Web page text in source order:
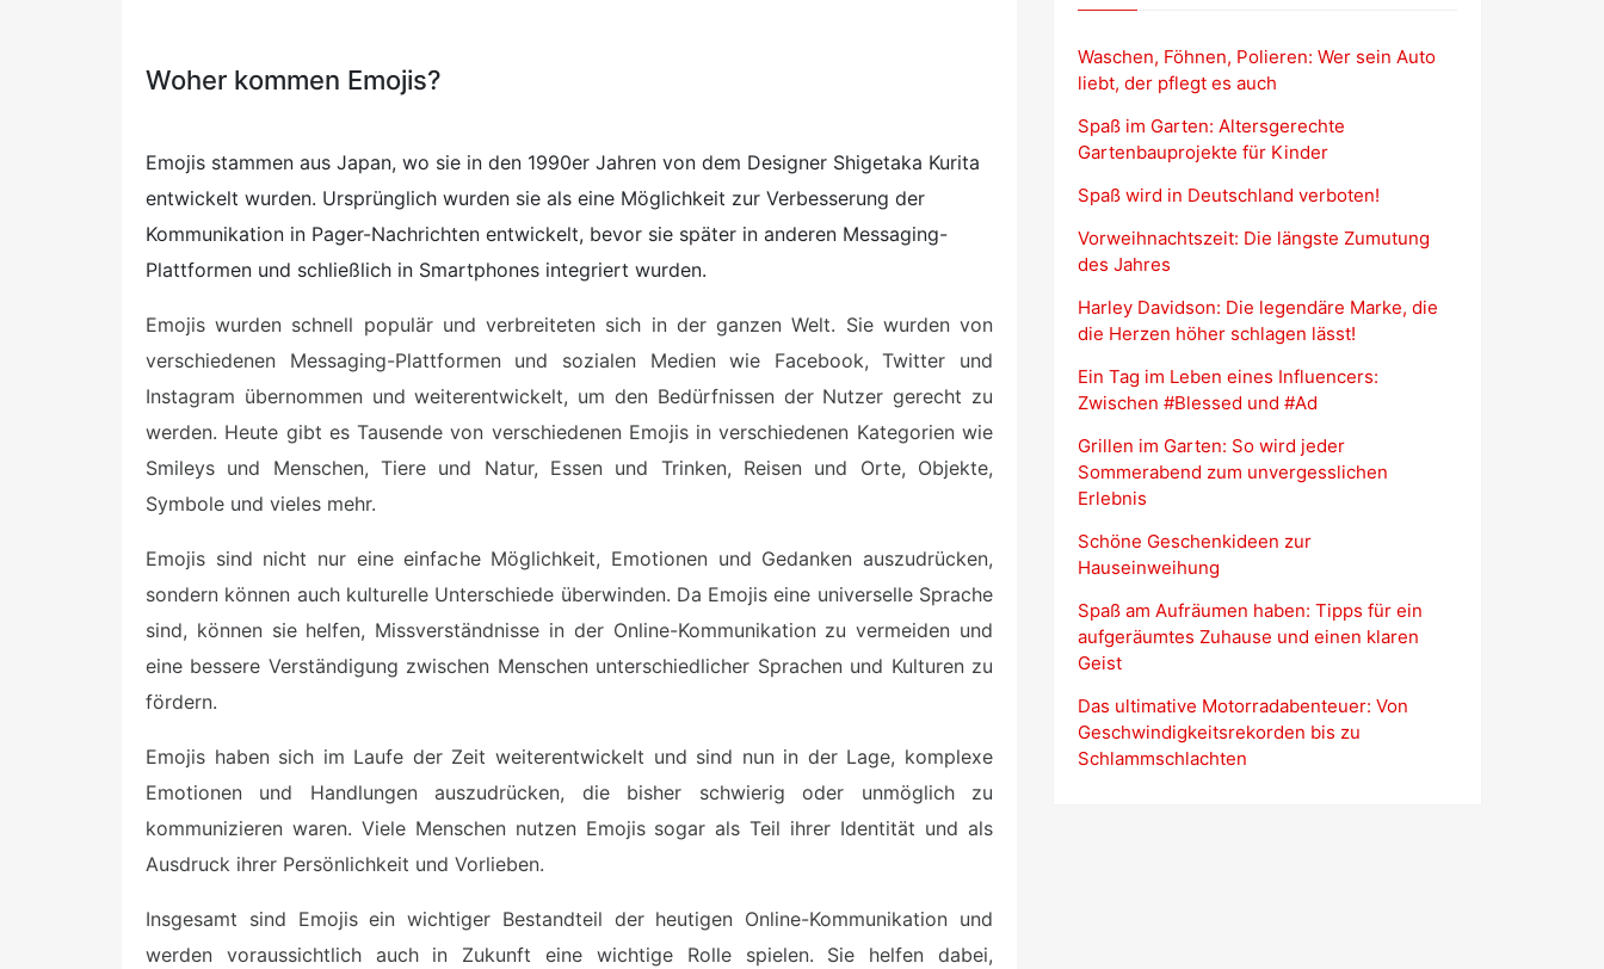
Woher kommen Emojis?
Emojis stammen aus Japan, wo sie in den 1990er Jahren von dem Designer Shigetaka Kurita
entwickelt wurden. Ursprünglich wurden sie als eine Möglichkeit zur Verbesserung der
Kommunikation in Pager-Nachrichten entwickelt, bevor sie später in anderen Messaging-
Plattformen und schließlich in Smartphones integriert wurden.
Emojis wurden schnell populär und verbreiteten sich in der ganzen Welt. Sie wurden von
verschiedenen Messaging-Plattformen und sozialen Medien wie Facebook, Twitter und
Instagram übernommen und weiterentwickelt, um den Bedürfnissen der Nutzer gerecht zu
werden. Heute gibt es Tausende von verschiedenen Emojis in verschiedenen Kategorien wie
Smileys und Menschen, Tiere und Natur, Essen und Trinken, Reisen und Orte, Objekte,
Symbole und vieles mehr.
Emojis sind nicht nur eine einfache Möglichkeit, Emotionen und Gedanken auszudrücken,
sondern können auch kulturelle Unterschiede überwinden. Da Emojis eine universelle Sprache
sind, können sie helfen, Missverständnisse in der Online-Kommunikation zu vermeiden und
eine bessere Verständigung zwischen Menschen unterschiedlicher Sprachen und Kulturen zu
fördern.
Emojis haben sich im Laufe der Zeit weiterentwickelt und sind nun in der Lage, komplexe
Emotionen und Handlungen auszudrücken, die bisher schwierig oder unmöglich zu
kommunizieren waren. Viele Menschen nutzen Emojis sogar als Teil ihrer Identität und als
Ausdruck ihrer Persönlichkeit und Vorlieben.
Insgesamt sind Emojis ein wichtiger Bestandteil der heutigen Online-Kommunikation und
werden voraussichtlich auch in Zukunft eine wichtige Rolle spielen. Sie helfen dabei,
Waschen, Föhnen, Polieren: Wer sein Auto
liebt, der pflegt es auch
Spaß im Garten: Altersgerechte
Gartenbauprojekte für Kinder
Spaß wird in Deutschland verboten!
Vorweihnachtszeit: Die längste Zumutung
des Jahres
Harley Davidson: Die legendäre Marke, die
die Herzen höher schlagen lässt!
Ein Tag im Leben eines Influencers:
Zwischen #Blessed und #Ad
Grillen im Garten: So wird jeder
Sommerabend zum unvergesslichen
Erlebnis
Schöne Geschenkideen zur
Hauseinweihung
Spaß am Aufräumen haben: Tipps für ein
aufgeräumtes Zuhause und einen klaren
Geist
Das ultimative Motorradabenteuer: Von
Geschwindigkeitsrekorden bis zu
Schlammschlachten